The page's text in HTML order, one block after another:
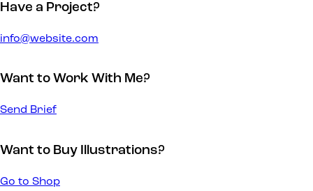
Have a Project?
info@website.com
Want to Work With Me?
Send Brief
Want to Buy Illustrations?
Go to Shop